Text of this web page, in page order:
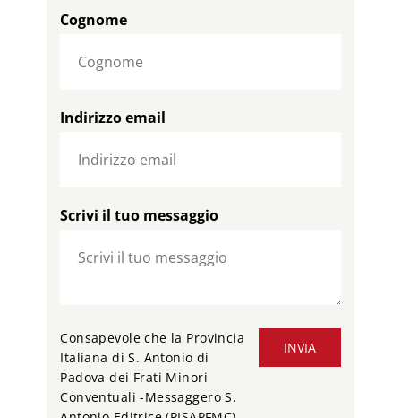
Cognome
Indirizzo email
Scrivi il tuo messaggio
INVIA
Consapevole che la Provincia
Italiana di S. Antonio di
Padova dei Frati Minori
Conventuali -Messaggero S.